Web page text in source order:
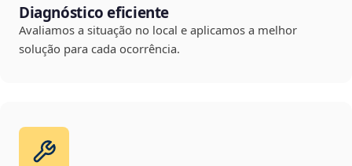
Diagnóstico eficiente
Avaliamos a situação no local e aplicamos a melhor
solução para cada ocorrência.